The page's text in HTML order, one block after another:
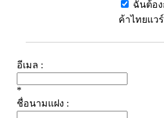
ฉันต้อ
ค้าไทยแวร์
อีเมล :
*
ชื่อนามแฝง :